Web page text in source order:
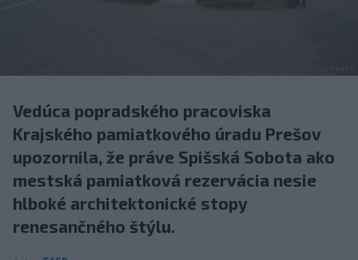
Vedúca popradského pracoviska
Krajského pamiatkového úradu Prešov
upozornila, že práve Spišská Sobota ako
mestská pamiatková rezervácia nesie
hlboké architektonické stopy
renesančného štýlu.